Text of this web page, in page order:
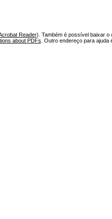
Reader). Também é possível baixar o
about PDFs . Outro endereço para ajuda